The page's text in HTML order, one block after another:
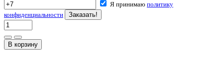
Я принимаю политику
конфиденциальности